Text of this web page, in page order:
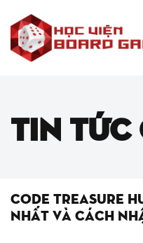
Tin tức
Code Treasure
Nhất Và Cách